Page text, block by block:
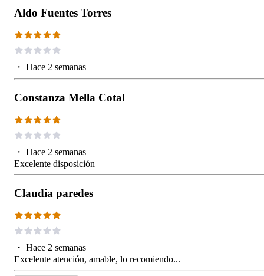
Aldo Fuentes Torres
・ Hace 2 semanas
Constanza Mella Cotal
・ Hace 2 semanas
Excelente disposición
Claudia paredes
・ Hace 2 semanas
Excelente atención, amable, lo recomiendo...